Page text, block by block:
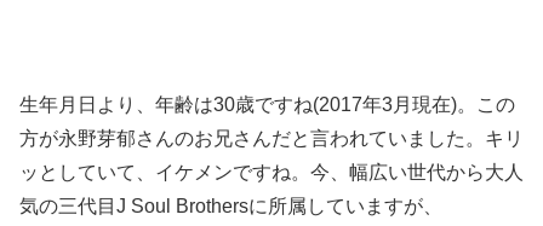
生年月日より、年齢は30歳ですね(2017年3月現在)。この
方が永野芽郁さんのお兄さんだと言われていました。キリ
ッとしていて、イケメンですね。今、幅広い世代から大人
気の三代目J Soul Brothersに所属していますが、